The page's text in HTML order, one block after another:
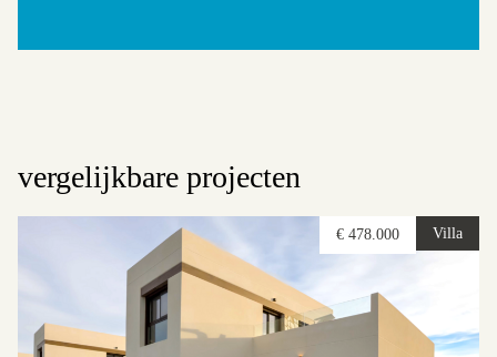
vergelijkbare projecten
Villa
€ 478.000